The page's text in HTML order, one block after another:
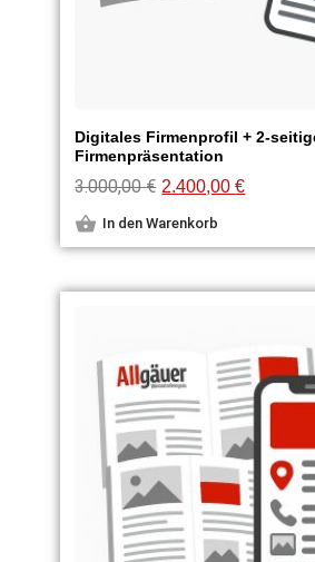
Digitales Firmenprofil + 2-
Firmenpräsentation
3.000,00€ 2.400,00€
In den Warenkorb